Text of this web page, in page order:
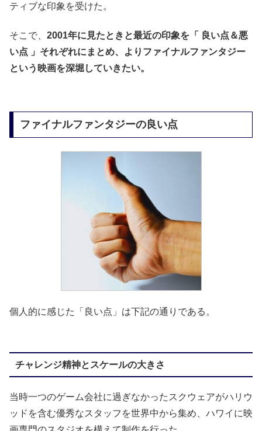
ティブな印象を受けた。
そこで、 2001年に見たときと最近の印象を「 良い点＆悪
い点 」それぞれにまとめ、よりファイナルファンタジー
という映画を深堀していきたい。
ファイナルファンタジーの良い点
個人的に感じた「良い点」は下記の通りである。
チャレンジ精神とスケールの大きさ
当時一つのゲーム会社に過ぎなかったスクウェアがハリウ
ッドを含む優秀なスタッフを世界中から集め、ハワイに映